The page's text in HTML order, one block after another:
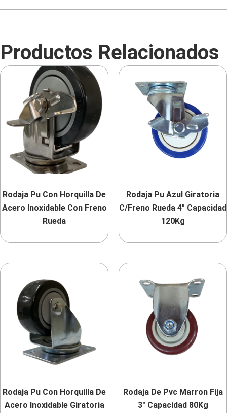
Productos Relacionados
Rodaja Pu Con Horquilla De
Acero Inoxidable Con Freno
Rueda
Rodaja Pu Azul Giratoria
C/Freno Rueda 4″ Capacidad
120Kg
Rodaja Pu Con Horquilla De
Acero Inoxidable Giratoria
Rodaja De Pvc Marron Fija
3″ Capacidad 80Kg